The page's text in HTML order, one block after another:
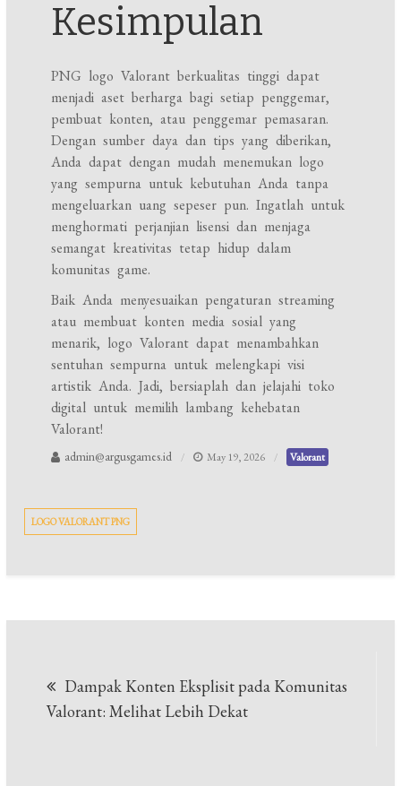
Kesimpulan
PNG logo Valorant berkualitas tinggi dapat
menjadi aset berharga bagi setiap penggemar,
pembuat konten, atau penggemar pemasaran.
Dengan sumber daya dan tips yang diberikan,
Anda dapat dengan mudah menemukan logo
yang sempurna untuk kebutuhan Anda tanpa
mengeluarkan uang sepeser pun. Ingatlah untuk
menghormati perjanjian lisensi dan menjaga
semangat kreativitas tetap hidup dalam
komunitas game.
Baik Anda menyesuaikan pengaturan streaming
atau membuat konten media sosial yang
menarik, logo Valorant dapat menambahkan
sentuhan sempurna untuk melengkapi visi
artistik Anda. Jadi, bersiaplah dan jelajahi toko
digital untuk memilih lambang kehebatan
Valorant!
admin@argusgames.id May 19, 2026 Valorant
LOGO VALORANT PNG
navigation
Dampak Konten Eksplisit pada Komunitas
Valorant: Melihat Lebih Dekat